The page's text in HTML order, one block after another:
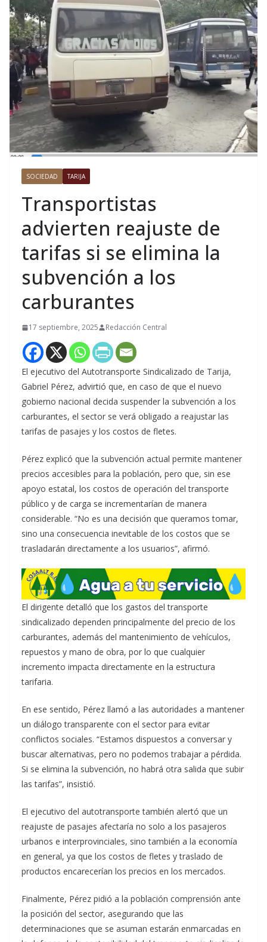
SOCIEDAD TARIJA
Transportistas
advierten reajuste de
tarifas si se elimina la
subvención a los
carburantes
17 septiembre, 2025 Redacción Central
El ejecutivo del Autotransporte Sindicalizado de Tarija,
Gabriel Pérez, advirtió que, en caso de que el nuevo
gobierno nacional decida suspender la subvención a los
carburantes, el sector se verá obligado a reajustar las
tarifas de pasajes y los costos de fletes.
Pérez explicó que la subvención actual permite mantener
precios accesibles para la población, pero que, sin ese
apoyo estatal, los costos de operación del transporte
público y de carga se incrementarían de manera
considerable. “No es una decisión que queramos tomar,
sino una consecuencia inevitable de los costos que se
trasladarán directamente a los usuarios”, afirmó.
El dirigente detalló que los gastos del transporte
sindicalizado dependen principalmente del precio de los
carburantes, además del mantenimiento de vehículos,
repuestos y mano de obra, por lo que cualquier
incremento impacta directamente en la estructura
tarifaria.
En ese sentido, Pérez llamó a las autoridades a mantener
un diálogo transparente con el sector para evitar
conflictos sociales. “Estamos dispuestos a conversar y
buscar alternativas, pero no podemos trabajar a pérdida.
Si se elimina la subvención, no habrá otra salida que subir
las tarifas”, insistió.
El ejecutivo del autotransporte también alertó que un
reajuste de pasajes afectaría no solo a los pasajeros
urbanos e interprovinciales, sino también a la economía
en general, ya que los costos de fletes y traslado de
productos encarecerían los precios en los mercados.
Finalmente, Pérez pidió a la población comprensión ante
la posición del sector, asegurando que las
determinaciones que se asuman estarán enmarcadas en